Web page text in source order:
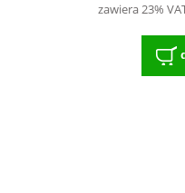
zawiera 23%